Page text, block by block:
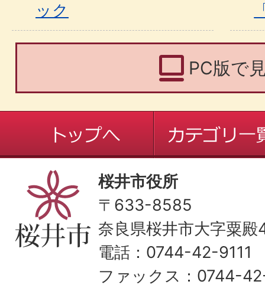
ック
PC版で
桜井市役所
〒633-8585
奈良県桜井市大字粟
電話：0744-42-9111
ファックス：0744-